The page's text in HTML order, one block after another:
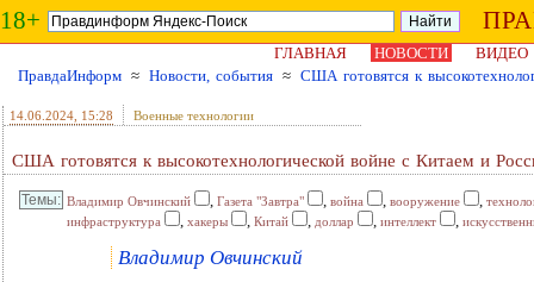
18+
ГЛАВНАЯ НОВОСТИ
ВИДЕО
ПравдаИнформ ≈ Новости, события ≈ США готовятся к
14.06.2024 , 15:28 Военные технологии
США готовятся к высокотехнологической войне с Китаем и
Владимир Овчинский , Газета "Завтра" , война , вооружение ,
инфраструктура
, хакеры , Китай , доллар , интеллект ,
Владимир Овчинский